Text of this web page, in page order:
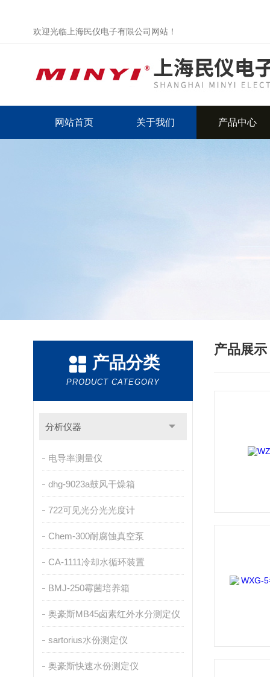
欢迎光临上海民仪电子有限公司网站！
网站首页 关于我们 产品中心
产品分类
PRODUCT CATEGORY
分析仪器
电导率测量仪
dhg-9023a鼓风干燥箱
722可见光分光光度计
Chem-300耐腐蚀真空泵
CA-1111冷却水循环装置
BMJ-250霉菌培养箱
奥豪斯MB45卤素红外水分测定仪
sartorius水份测定仪
奥豪斯快速水份测定仪
产品展示